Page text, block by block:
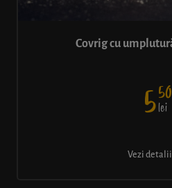
Covrig cu
550
lei
Vezi detalii